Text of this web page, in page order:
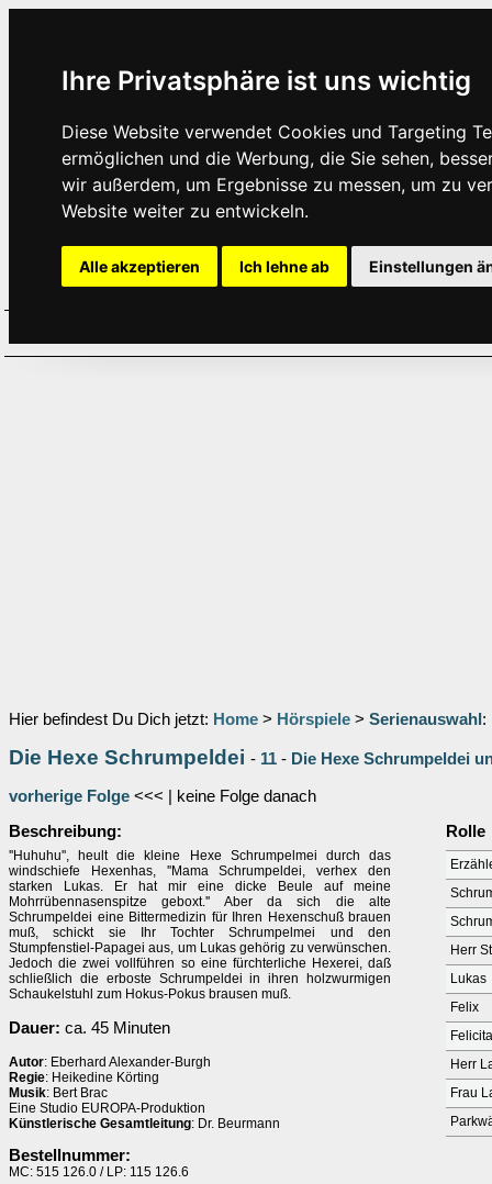
Ihre Privatsphäre ist uns wichtig
Diese Website verwendet Cookies und Targeting
ermöglichen und die Werbung, die Sie sehen,
wir außerdem, um Ergebnisse zu messen, um zu
Website weiter zu entwickeln.
Alle akzeptieren Ich lehne ab Einstellungen
Hier befindest Du Dich jetzt: Home > Hörspiele > Serienauswahl :
Die Hexe Schrumpeldei - 11 - Die Hexe Schrumpeldei
vorherige Folge <<< | keine Folge danach
Beschreibung:
''Huhuhu'', heult die kleine Hexe Schrumpelmei durch das
windschiefe Hexenhas, ''Mama Schrumpeldei, verhex den
starken Lukas. Er hat mir eine dicke Beule auf meine
Mohrrübennasenspitze geboxt.'' Aber da sich die alte
Schrumpeldei eine Bittermedizin für Ihren Hexenschuß brauen
muß, schickt sie Ihr Tochter Schrumpelmei und den
Stumpfenstiel-Papagei aus, um Lukas gehörig zu verwünschen.
Jedoch die zwei vollführen so eine fürchterliche Hexerei, daß
schließlich die erboste Schrumpeldei in ihren holzwurmigen
Schaukelstuhl zum Hokus-Pokus brausen muß.
Dauer: ca. 45 Minuten
Autor: Eberhard Alexander-Burgh
Regie: Heikedine Körting
Musik: Bert Brac
Eine Studio EUROPA-Produktion
Künstlerische Gesamtleitung: Dr. Beurmann
Bestellnummer:
MC: 515 126.0 / LP: 115 126.6
Rolle
Herr
Lukas
Felix
Herr
Frau